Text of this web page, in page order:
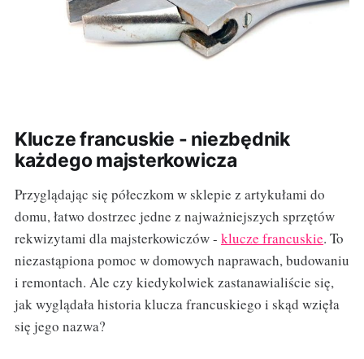
Klucze francuskie - niezbędnik
każdego majsterkowicza
Przyglądając się półeczkom w sklepie z artykułami do
domu, łatwo dostrzec jedne z najważniejszych sprzętów
rekwizytami dla majsterkowiczów - klucze francuskie. To
niezastąpiona pomoc w domowych naprawach, budowaniu
i remontach. Ale czy kiedykolwiek zastanawialiście się,
jak wyglądała historia klucza francuskiego i skąd wzięła
się jego nazwa?